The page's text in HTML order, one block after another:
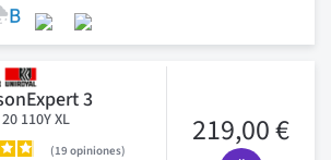
3
110Y XL
19 opiniones
219,00 €